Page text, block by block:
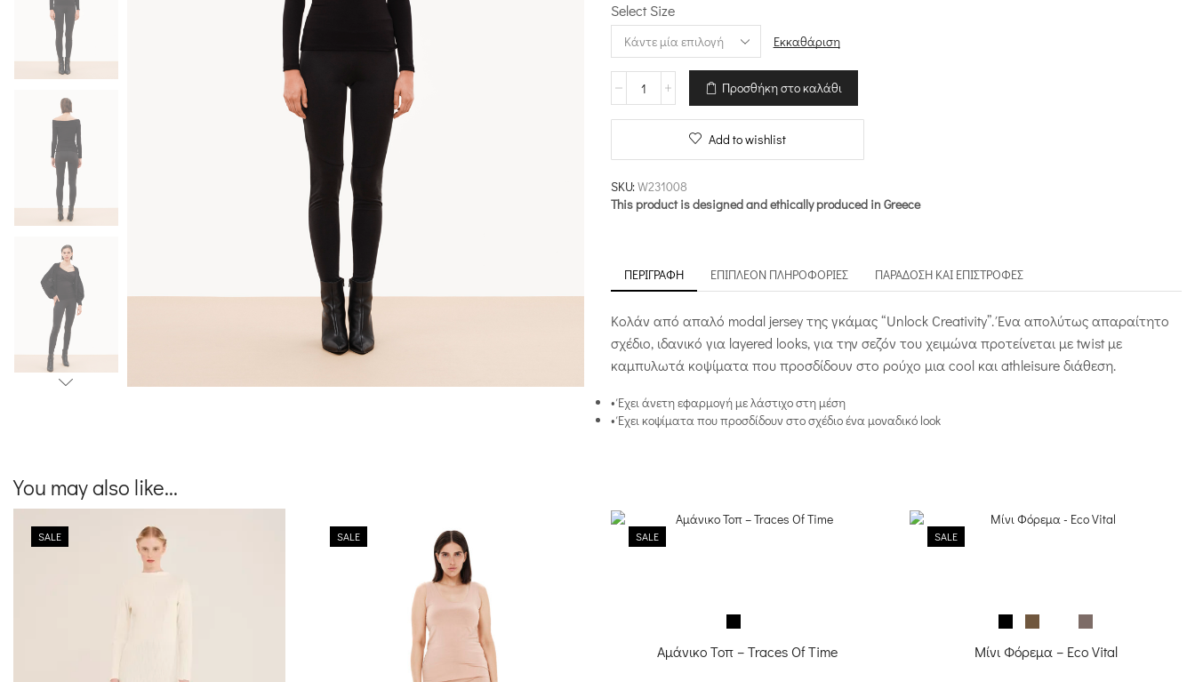
Select Size
Εκκαθάριση
Προσθήκη στο καλάθι
Add to wishlist
SKU:W231008
This product is designed and ethically produced in Greece
ΠΕΡΙΓΡΑΦΉ ΕΠΙΠΛΈΟΝ ΠΛΗΡΟΦΟΡΊΕΣ ΠΑΡΆΔΟΣΗ ΚΑΙ ΕΠΙΣΤΡΟΦΈΣ
Κολάν από απαλό modal jersey της γκάμας “Unlock Creativity”. Ένα απολύτως απαραίτητο
σχέδιο, ιδανικό για layered looks, για την σεζόν του χειμώνα προτείνεται με twist με
καμπυλωτά κοψίματα που προσδίδουν στο ρούχο μια cool και athleisure διάθεση.
• Έχει άνετη εφαρμογή με λάστιχο στη μέση
• Έχει κοψίματα που προσδίδουν στο σχέδιο ένα μοναδικό look
You may also like...
SALE SALE SALE
Αμάνικο Τοπ – Traces Of Time
SALE
Μίνι Φόρεμα – Eco Vital